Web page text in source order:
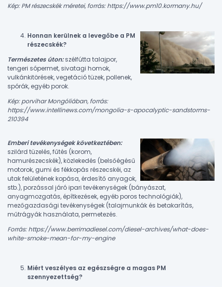
Kép: PM részecskék méretei, forrás: https://www.pm10.kormany.hu/
Honnan kerülnek a levegőbe a PM
részecskék?
Természetes úton:szélfútta talajpor,
tengeri sópermet, sivatagi homok,
vulkánkitörések, vegetáció tüzek, pollenek,
spórák, egyéb porok.
Kép: porvihar Mongóliában, forrás:
https://www.intellinews.com/mongolia-s-apocalyptic-sandstorms-
210394
Emberi tevékenységek következtében:
szilárd tüzelés, fűtés (korom,
hamurészecskék), közlekedés (belsőégésű
motorok, gumi és fékkopás részecskéi, az
utak felületének kopása, érdesítő anyagok,
stb.), porzással járó ipari tevékenységek (bányászat,
anyagmozgatás, építkezések, egyéb poros technológiák),
mezőgazdasági tevékenységek (talajmunkák és betakarítás,
műtrágyák használata, permetezés.
Forrás:https://www.berrimadiesel.com/diesel-archives/what-does-
white-smoke-mean-for-my-engine
Miért veszélyes az egészségre a magas PM
szennyezettség?